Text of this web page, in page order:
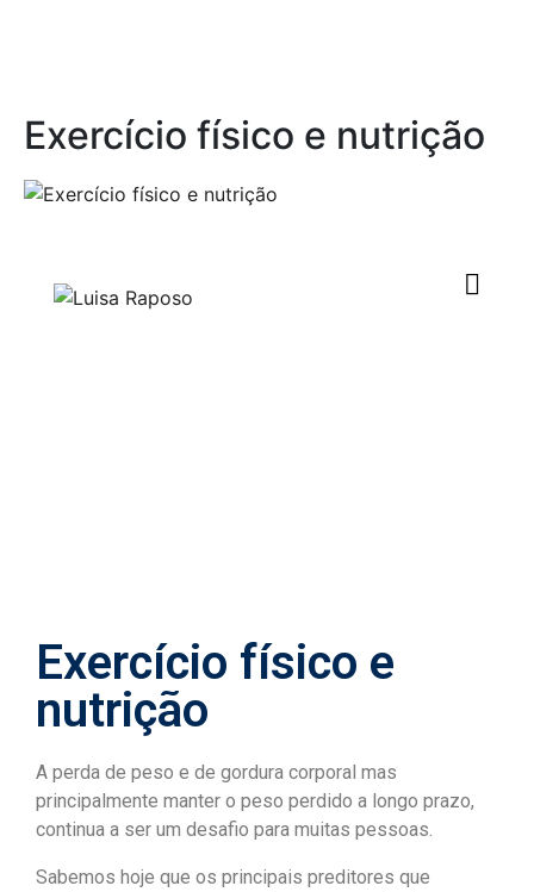
Exercício físico e nutrição
Exercício físico e
nutrição
A perda de peso e de gordura corporal mas
principalmente manter o peso perdido a longo prazo,
continua a ser um desafio para muitas pessoas.
Sabemos hoje que os principais preditores que